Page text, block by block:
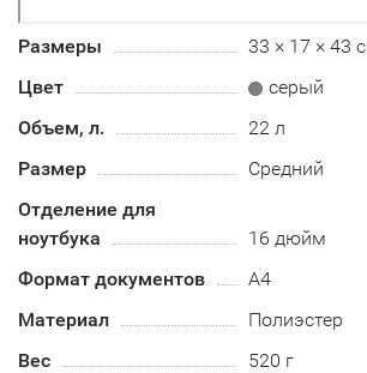
Размеры
33 × 17 × 43
Цвет
серый
Объем, л.
22 л
Размер
Средний
Отделение для
ноутбука
16 дюйм
Формат документов
А4
Материал
Полиэстер
Вес
520 г